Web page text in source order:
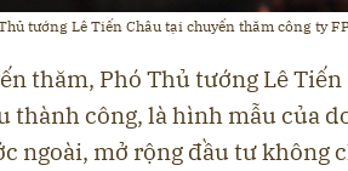
tướng Lê Tiến Châu tại chuyến thăm công ty
thăm, Phó Thủ tướng Lê
thành công, là hình mẫu của
ngoài, mở rộng đầu tư không